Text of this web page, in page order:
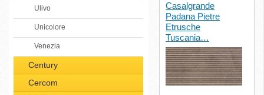
Ulivo
Unicolore
Venezia
Century
Cercom
Casalgrande
Padana Pietre
Etrusche
Tuscania…